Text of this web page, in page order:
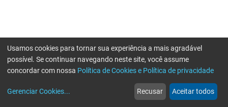
web
Notícias
more_horiz
Mais
Usamos cookies para tornar sua experiência a mais agradável
possível. Se continuar navegando neste site, você assume
concordar com nossa Política de Cookies e Política de privacidade
Gerenciar Cookies... Recusar Aceitar todos
Erro ao enviar informações, por favor tente novamente